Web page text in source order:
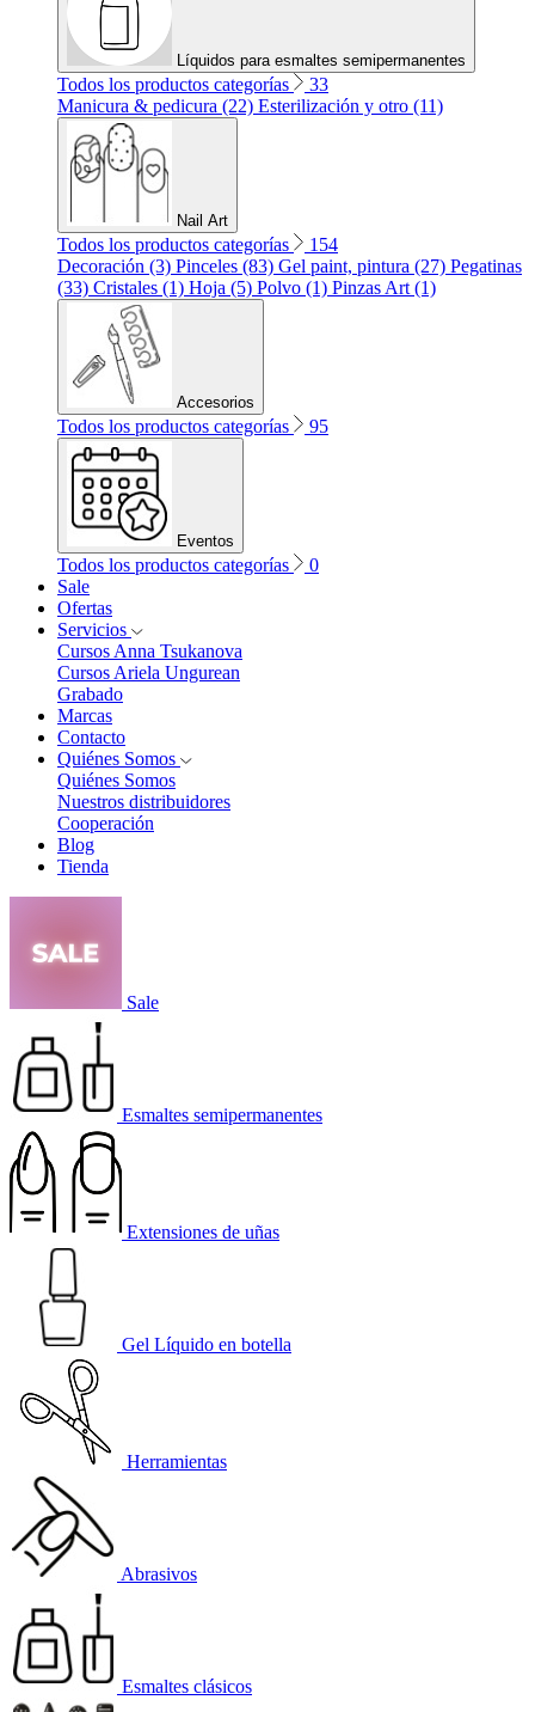
Líquidos para esmaltes semipermanentes
Todos los productos categorías
33
Manicura & pedicura (22) Esterilización y otro (11)
Nail Art
Todos los productos categorías
154
Decoración (3) Pinceles (83) Gel paint, pintura (27) Pegatinas
(33) Cristales (1) Hoja (5) Polvo (1) Pinzas Art (1)
Accesorios
Todos los productos categorías 95
Eventos
Todos los productos categorías
0
Sale
Ofertas
Servicios
Cursos Anna Tsukanova
Cursos Ariela Ungurean
Grabado
Marcas
Contacto
Quiénes Somos
Quiénes Somos
Nuestros distribuidores
Cooperación
Blog
Tienda
Sale
Esmaltes semipermanentes
Extensiones de uñas
Gel Líquido en botella
Herramientas
Abrasivos
Esmaltes clásicos